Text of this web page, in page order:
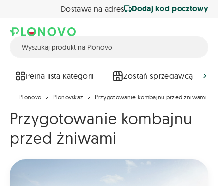
Dostawa na adres Dodaj kod pocztowy
Pełna lista kategorii Zostań sprzedawcą
Plonovo Plonovskaz Przygotowanie kombajnu przed żniwami
Przygotowanie kombajnu
przed żniwami